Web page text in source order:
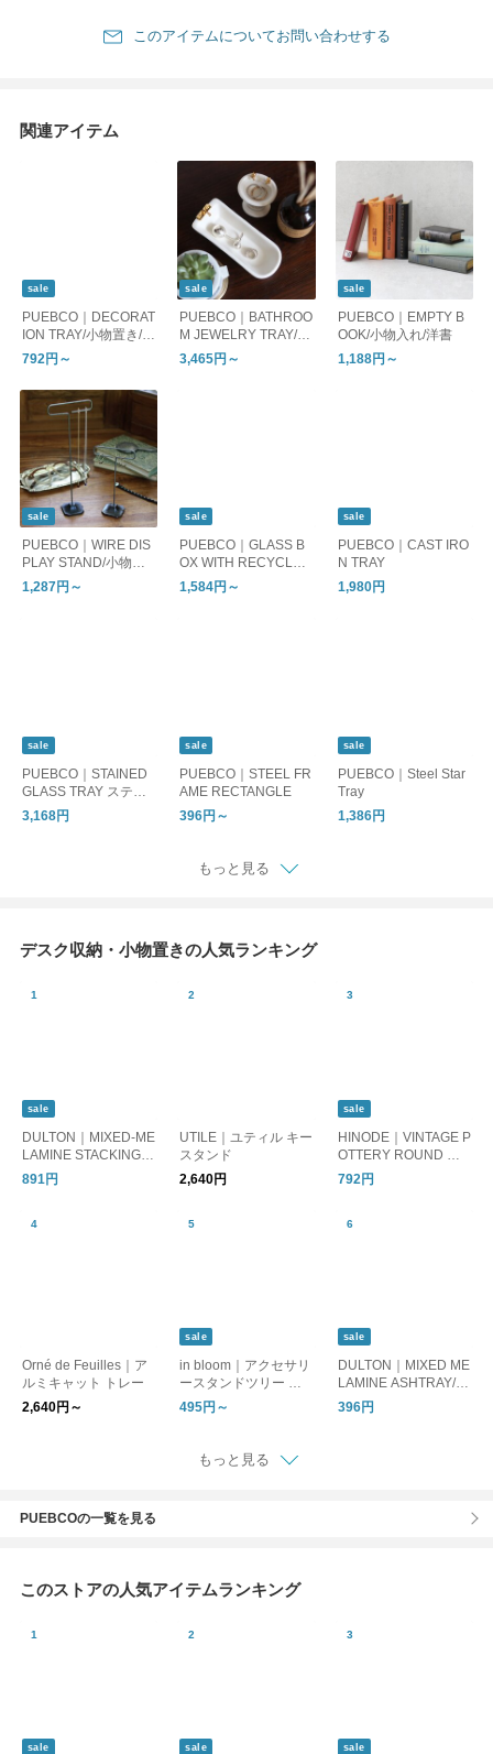
このアイテムについてお問い合わせする
関連アイテム
sale
PUEBCO｜DECORAT
ION TRAY/小物置き/お
盆
792円～
sale
PUEBCO｜BATHROO
M JEWELRY TRAY/ト
レー アクセサリー 小
物入れ
3,465円～
sale
PUEBCO｜EMPTY B
OOK/小物入れ/洋書
1,188円～
sale
PUEBCO｜WIRE DIS
PLAY STAND/小物ス
タンド
1,287円～
sale
PUEBCO｜GLASS B
OX WITH RECYCLE
STEEL LID【Cotton S
wab】/ガラスケース
1,584円～
sale
PUEBCO｜CAST IRO
N TRAY
1,980円
sale
PUEBCO｜STAINED
GLASS TRAY ステン
ドグラス トレイ
3,168円
sale
PUEBCO｜STEEL FR
AME RECTANGLE
396円～
sale
PUEBCO｜Steel Star
Tray
1,386円
もっと見る
デスク収納・小物置きの人気ランキング
sale
DULTON｜MIXED-ME
LAMINE STACKING T
RAY/トレイ 小物入れ
891円
UTILE｜ユティル キー
スタンド
2,640円
sale
HINODE｜VINTAGE P
OTTERY ROUND ア
クセサリーケース
792円
Orné de Feuilles｜ア
ルミキャット トレー
2,640円～
sale
in bloom｜アクセサリ
ースタンドツリー ク
リスマス
495円～
sale
DULTON｜MIXED ME
LAMINE ASHTRAY/灰
皿 アッシュトレイ
396円
もっと見る
PUEBCOの一覧を見る
このストアの人気アイテムランキング
sale sale sale